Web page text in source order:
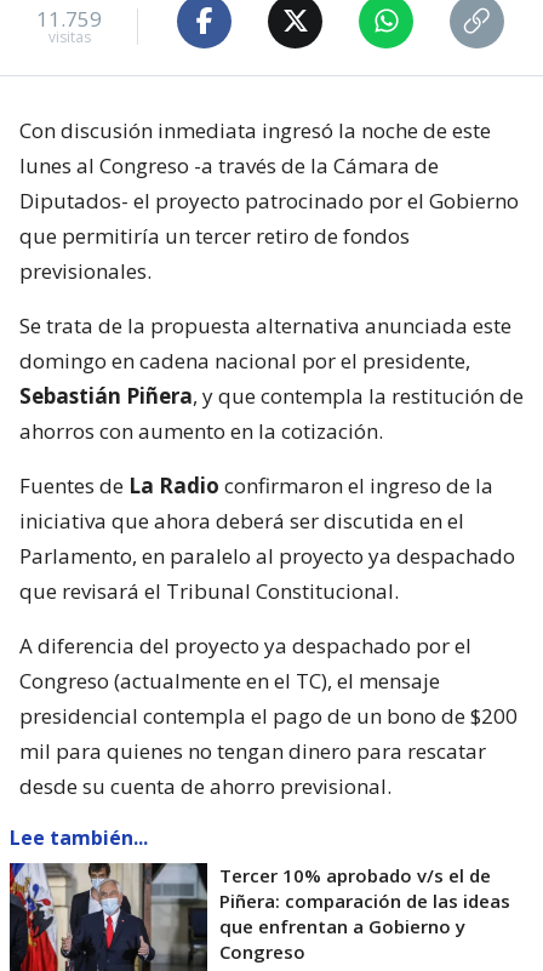
11.759
visitas
Con discusión inmediata ingresó la noche de este
lunes al Congreso -a través de la Cámara de
Diputados- el proyecto patrocinado por el Gobierno
que permitiría un tercer retiro de fondos
previsionales.
Se trata de la propuesta alternativa anunciada este
domingo en cadena nacional por el presidente,
Sebastián Piñera, y que contempla la restitución de
ahorros con aumento en la cotización.
Fuentes de La Radio confirmaron el ingreso de la
iniciativa que ahora deberá ser discutida en el
Parlamento, en paralelo al proyecto ya despachado
que revisará el Tribunal Constitucional.
A diferencia del proyecto ya despachado por el
Congreso (actualmente en el TC), el mensaje
presidencial contempla el pago de un bono de $200
mil para quienes no tengan dinero para rescatar
desde su cuenta de ahorro previsional.
Lee también...
Tercer 10% aprobado v/s el de
Piñera: comparación de las ideas
que enfrentan a Gobierno y
Congreso